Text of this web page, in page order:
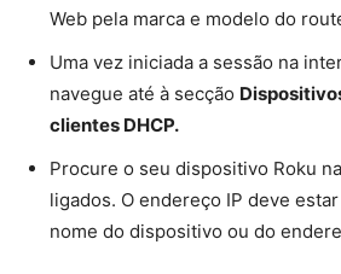
Web pela marca e modelo do
Uma vez iniciada a sessão na
navegue até à secção
clientes DHCP.
Procure o seu dispositivo Roku
ligados. O endereço IP deve
nome do dispositivo ou do